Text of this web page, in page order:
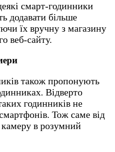
смарт-годинники
додавати більше
їх вручну з магазину
веб-сайту.
також пропонують
Відверто
годинників не
Тож саме від
камеру в розумний